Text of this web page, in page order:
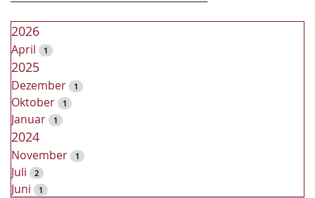
2026
April 1
2025
Dezember 1
Oktober 1
Januar 1
2024
November 1
Juli 2
Juni 1